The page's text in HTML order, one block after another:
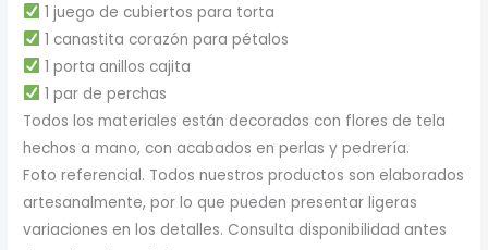
1 juego de cubiertos para torta
1 canastita corazón para pétalos
1 porta anillos cajita
1 par de perchas
Todos los materiales están decorados con flores de tela
hechos a mano, con acabados en perlas y pedrería.
Foto referencial. Todos nuestros productos son elaborados
artesanalmente, por lo que pueden presentar ligeras
variaciones en los detalles. Consulta disponibilidad antes